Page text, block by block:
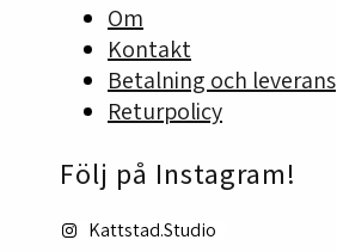
Om
Kontakt
Betalning och leverans
Returpolicy
Följ på Instagram!
Kattstad.Studio